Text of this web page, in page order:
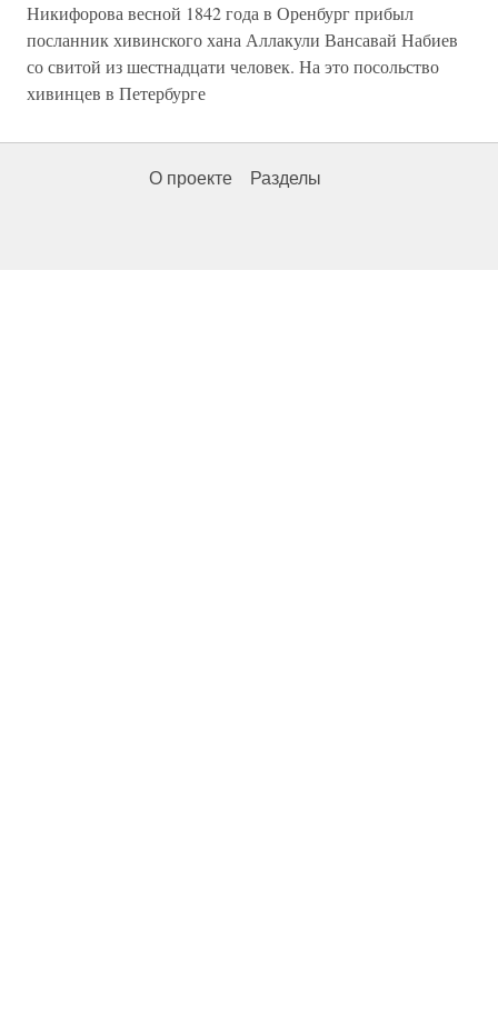
Никифорова весной 1842 года в Оренбург прибыл
посланник хивинского хана Аллакули Вансавай Набиев
со свитой из шестнадцати человек. На это посольство
хивинцев в Петербурге
О проекте Разделы